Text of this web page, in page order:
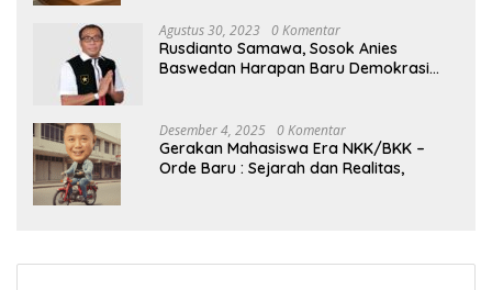
Agustus 30, 2023 0 Komentar
Rusdianto Samawa, Sosok Anies
Baswedan Harapan Baru Demokrasi
Desember 4, 2025 0 Komentar
Gerakan Mahasiswa Era NKK/BKK –
Orde Baru : Sejarah dan Realitas,